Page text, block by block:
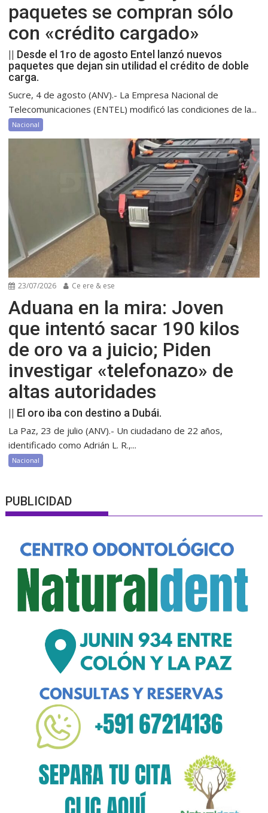
paquetes se compran sólo
con «crédito cargado»
|| Desde el 1ro de agosto Entel lanzó nuevos
paquetes que dejan sin utilidad el crédito de doble
carga.
Sucre, 4 de agosto (ANV).- La Empresa Nacional de
Telecomunicaciones (ENTEL) modificó las condiciones de la...
Nacional
23/07/2026 Ce ere & ese
Aduana en la mira: Joven
que intentó sacar 190 kilos
de oro va a juicio; Piden
investigar «telefonazo» de
altas autoridades
|| El oro iba con destino a Dubái.
La Paz, 23 de julio (ANV).- Un ciudadano de 22 años,
identificado como Adrián L. R.,...
Nacional
PUBLICIDAD